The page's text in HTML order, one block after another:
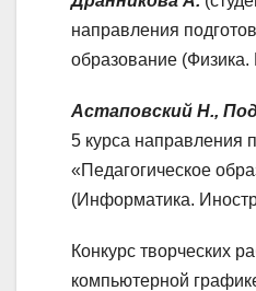
направления
образование
Астаповский Н.,
5 курса направления
«Педагогическое
(Информатика.
Конкурс творческих
компьютерной